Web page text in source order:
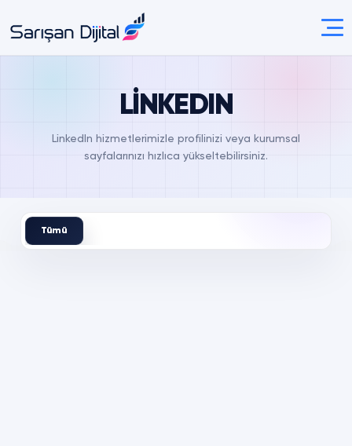
LİNKEDIN
LinkedIn hizmetlerimizle profilinizi veya kurumsal
sayfalarınızı hızlıca yükseltebilirsiniz.
Tümü